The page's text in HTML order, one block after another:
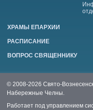
ХРАМЫ ЕПАРХИИ
РАСПИСАНИЕ
ВОПРОС СВЯЩЕННИКУ
© 2008-2026 Свято-
Набережные Челны.
Работает под управлением